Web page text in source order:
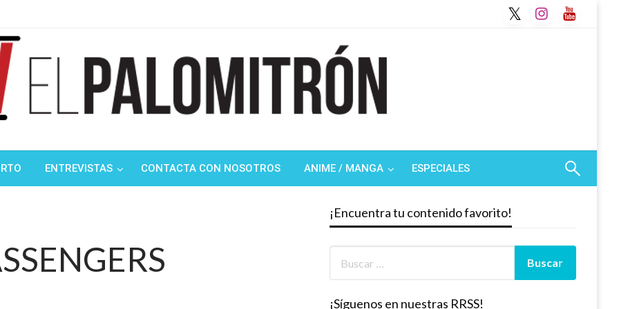
ENTREVISTAS CONTACTA CON NOSOTROS ANIME / MANGA ESPECIALES
¡Encuentra tu contenido favorito!
¡Síguenos en nuestras RRSS!